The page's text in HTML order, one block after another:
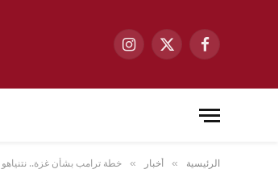
فيسبوكX
الانستغرام
الرئيسية » أخبار » خطة ترامب بشأن غزة..